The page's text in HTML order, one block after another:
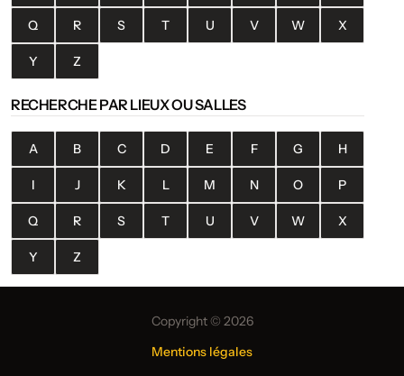
Q R S T U V W X
Y Z
RECHERCHE PAR LIEUX OU SALLES
A B C D E F G H
I J K L M N O P
Q R S T U V W X
Y Z
Copyright © 2026
Mentions légales